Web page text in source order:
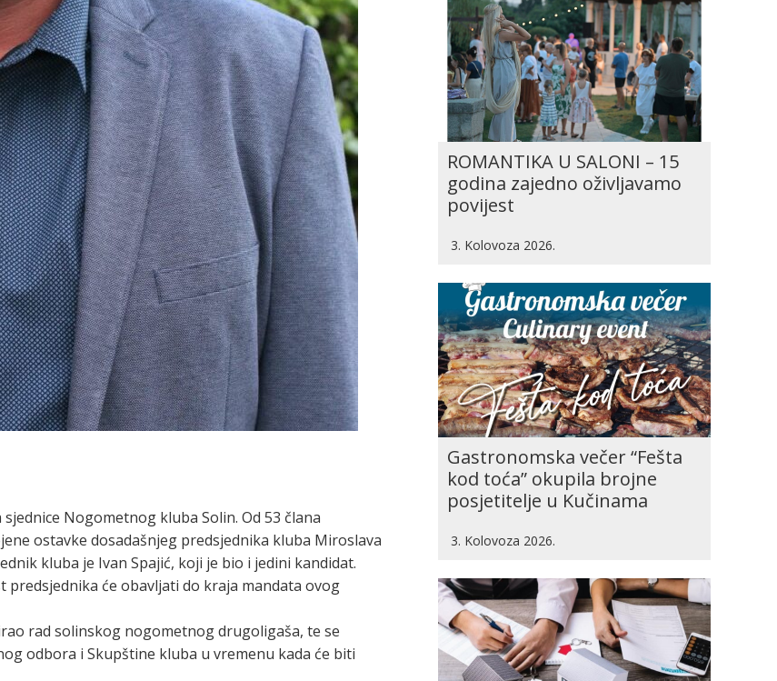
Nogometnog kluba Solin. Od 53 člana
ostavke dosadašnjeg predsjednika kluba Miroslava
kluba je Ivan Spajić, koji je bio i jedini kandidat.
predsjednika će obavljati do kraja mandata ovog
rad solinskog nogometnog drugoligaša, te se
odbora i Skupštine kluba u vremenu kada će biti
ROMANTIKA U SALONI – 15
godina zajedno oživljavamo
povijest
3. Kolovoza 2026.
Gastronomska večer “Fešta
kod toća” okupila brojne
posjetitelje u Kučinama
3. Kolovoza 2026.